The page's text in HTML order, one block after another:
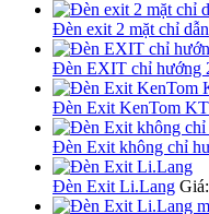
Đèn exit 2 mặt chỉ dẫn
Đèn EXIT chỉ hướng
Đèn Exit KenTom
Đèn Exit không chỉ
Đèn Exit Li.Lang